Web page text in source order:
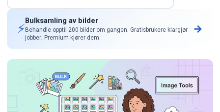
⚡
Bulksamling av bilder
Behandle opptil 200 bilder om gangen. Gratisbrukere klargjør
jobber; Premium kjører dem.
→